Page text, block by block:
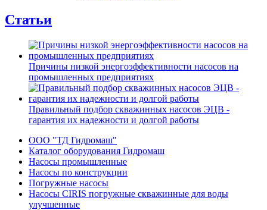
Статьи
Причины низкой энергоэффективности насосов на
промышленных предприятиях
Правильный подбор скважинных насосов ЭЦВ -
гарантия их надежности и долгой работы
ООО "ТД Гидромаш"
Каталог оборудования Гидромаш
Насосы промышленные
Насосы по конструкции
Погружные насосы
Насосы CIRIS погружные скважинные для воды
улучшенные